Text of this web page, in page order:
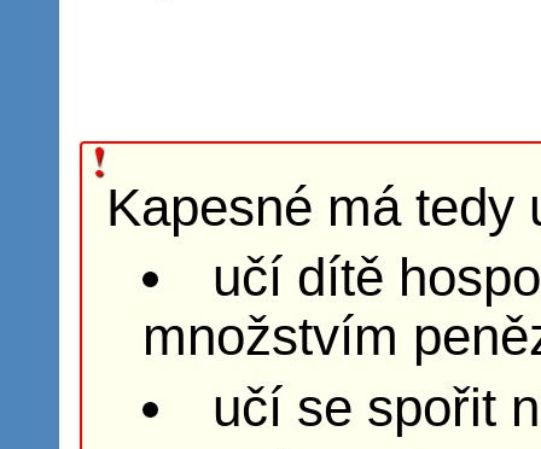
Kapesné má tedy
učí dítě
množstvím
učí se spořit